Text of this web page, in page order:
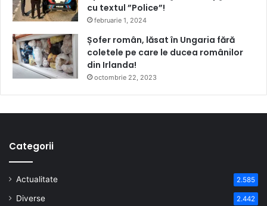
cu textul ”Police”!
februarie 1, 2024
Șofer român, lăsat în Ungaria fără
coletele pe care le ducea românilor
din Irlanda!
octombrie 22, 2023
Categorii
Actualitate 2.585
Diverse 2.442